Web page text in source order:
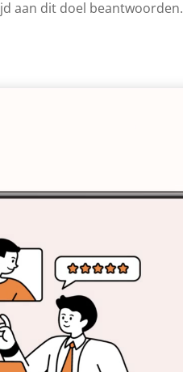
aan dit doel beantwoorden.